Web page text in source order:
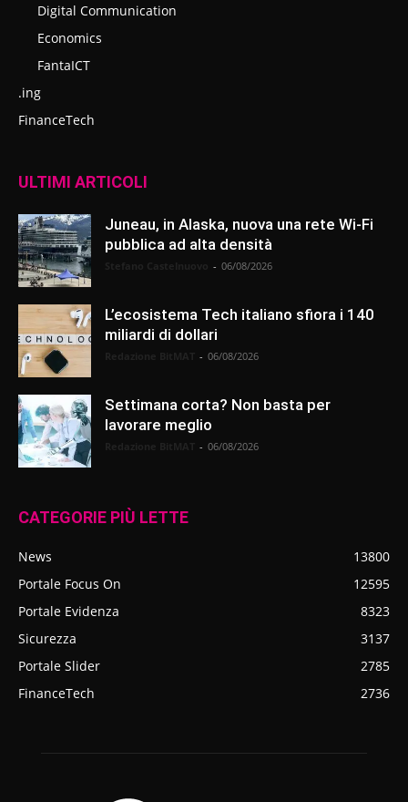
Digital Communication
Economics
FantaICT
.ing
FinanceTech
ULTIMI ARTICOLI
Juneau, in Alaska, nuova una rete Wi-Fi
pubblica ad alta densità
- 06/08/2026
L’ecosistema Tech italiano sfiora i 140
miliardi di dollari
- 06/08/2026
Settimana corta? Non basta per
lavorare meglio
- 06/08/2026
CATEGORIE PIÙ LETTE
News
13800
Portale Focus On
12595
Portale Evidenza
8323
Sicurezza
3137
Portale Slider
2785
FinanceTech
2736